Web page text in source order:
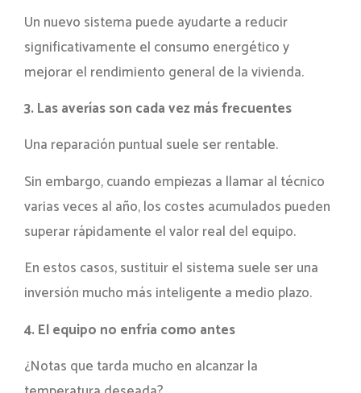
Un nuevo sistema puede ayudarte a reducir
significativamente el consumo energético y
mejorar el rendimiento general de la vivienda.
3. Las averías son cada vez más frecuentes
Una reparación puntual suele ser rentable.
Sin embargo, cuando empiezas a llamar al técnico
varias veces al año, los costes acumulados pueden
superar rápidamente el valor real del equipo.
En estos casos, sustituir el sistema suele ser una
inversión mucho más inteligente a medio plazo.
4. El equipo no enfría como antes
¿Notas que tarda mucho en alcanzar la